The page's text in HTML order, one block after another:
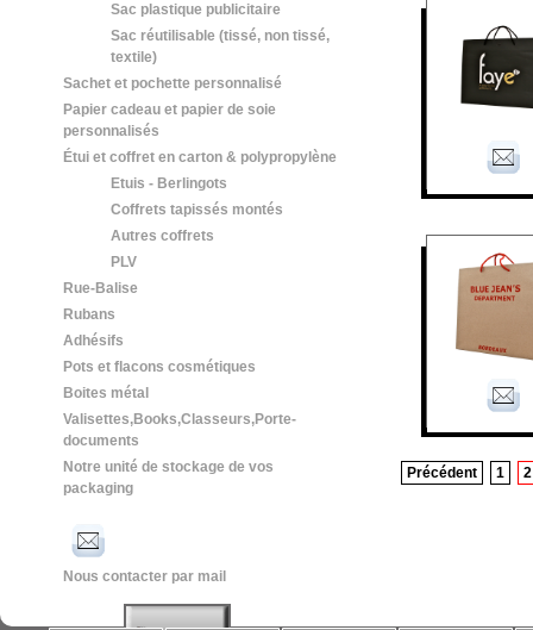
Sac plastique publicitaire
Sac réutilisable (tissé, non tissé,
textile)
Sachet et pochette personnalisé
Papier cadeau et papier de soie
personnalisés
Étui et coffret en carton & polypropylène
Etuis - Berlingots
Coffrets tapissés montés
Autres coffrets
PLV
Rue-Balise
Rubans
Adhésifs
Pots et flacons cosmétiques
Boites métal
Valisettes,Books,Classeurs,Porte-
documents
Notre unité de stockage de vos
packaging
Nous contacter par mail
Précédent 1 2